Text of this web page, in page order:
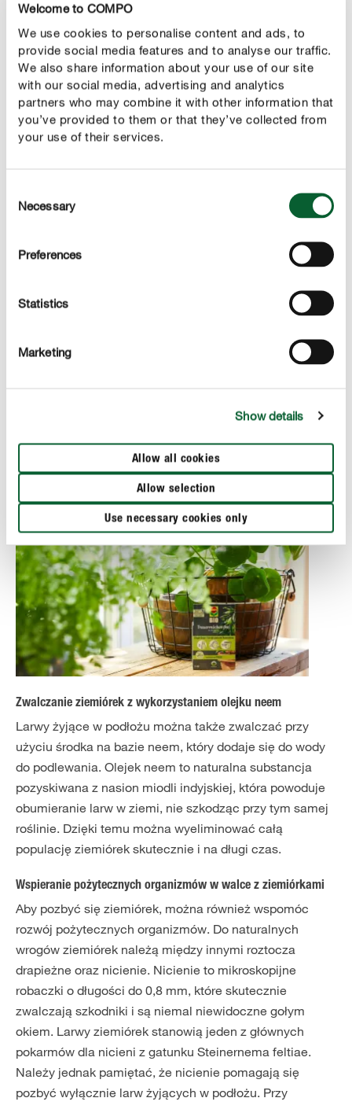
Welcome to COMPO
We use cookies to personalise content and ads, to
provide social media features and to analyse our traffic.
We also share information about your use of our site
with our social media, advertising and analytics
partners who may combine it with other information that
you’ve provided to them or that they’ve collected from
your use of their services.
Selection
Necessary
Preferences
Statistics
Marketing
Show details
Allow all cookies
Allow selection
Use necessary cookies only
pomocą żółtych tablic lepowych. Małe tablice np.
do ochrony roślin ozdobnych i warzyw rosnących w
ogrodach zimowych, szklarniach oraz na balkonach.
Wystarczy wbić pułapki lepowe w ziemię. Specjalny
Zwalczanie ziemiórek z wykorzystaniem olejku neem
Larwy żyjące w podłożu można także zwalczać przy
użyciu środka na bazie neem, który dodaje się do wody
do podlewania. Olejek neem to naturalna substancja
pozyskiwana z nasion miodli indyjskiej, która powoduje
obumieranie larw w ziemi, nie szkodząc przy tym samej
roślinie. Dzięki temu można wyeliminować całą
populację ziemiórek skutecznie i na długi czas.
Wspieranie pożytecznych organizmów w walce z ziemiórkami
Aby pozbyć się ziemiórek, można również wspomóc
rozwój pożytecznych organizmów. Do naturalnych
wrogów ziemiórek należą między innymi roztocza
drapieżne oraz nicienie. Nicienie to mikroskopijne
robaczki o długości do 0,8 mm, które skutecznie
zwalczają szkodniki i są niemal niewidoczne gołym
okiem. Larwy ziemiórek stanowią jeden z głównych
pokarmów dla nicieni z gatunku Steinernema feltiae.
Należy jednak pamiętać, że nicienie pomagają się
pozbyć wyłącznie larw żyjących w podłożu. Przy